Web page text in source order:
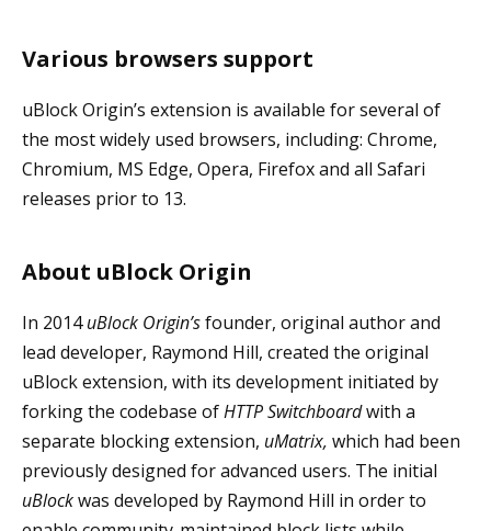
Various browsers support
uBlock Origin’s extension is available for several of
the most widely used browsers, including: Chrome,
Chromium, MS Edge, Opera, Firefox and all Safari
releases prior to 13.
About uBlock Origin
In 2014uBlock Origin’sfounder, original author and
lead developer, Raymond Hill, created the original
uBlock extension, with its development initiated by
forking the codebase ofHTTP Switchboardwith a
separate blocking extension, uMatrix, which had been
previously designed for advanced users. The initial
uBlockwas developed by Raymond Hill in order to